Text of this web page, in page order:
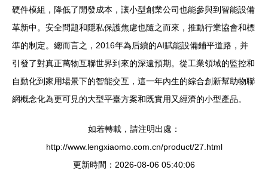
硬件模組，降低了開發成本，讓小型創業公司也能參與到智能設備
革新中。安全問題和隱私保護焦慮也隨之而來，推動行業協會和標
準的制定。總而言之，2016年為后續的AI賦能設備鋪平道路，并
引發了對真正萬物互聯世界到來的深遠預期。從工業領域的監控和
自動化到家用場景下的智能交互，這一年內生的綜合創新幫助物聯
網概念化為更可見的大型平臺方案和既實用又經濟的小型產品。
如若轉載，請注明出處：
http://www.lengxiaomo.com.cn/product/27.html
更新時間：2026-08-06 05:40:06